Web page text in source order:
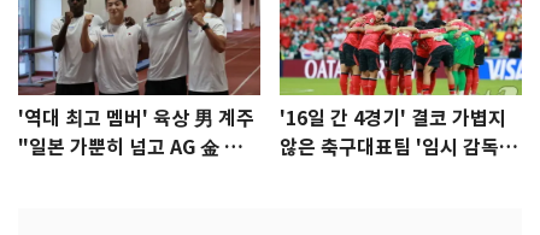
'역대 최고 멤버' 육상 男 계주
"일본 가뿐히 넘고 AG 金 따겠
'16일 간 4경기' 결코 가볍지
않은 축구대표팀 '임시 감독'